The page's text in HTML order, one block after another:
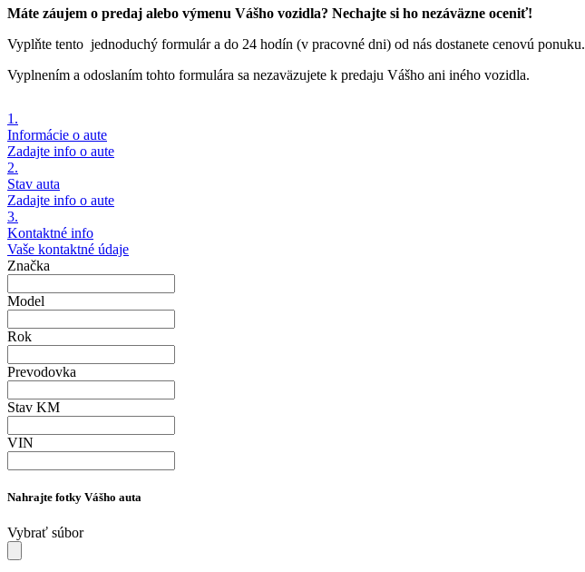
Máte záujem o predaj alebo výmenu Vášho vozidla? Nechajte si ho nezáväzne oceniť!
Vyplňte tento jednoduchý formulár a do 24 hodín (v pracovné dni) od nás dostanete cenovú ponuku.
Vyplnením a odoslaním tohto formulára sa nezaväzujete k predaju Vášho ani iného vozidla.
1.
Informácie o aute
Zadajte info o aute
2.
Stav auta
Zadajte info o aute
3.
Kontaktné info
Vaše kontaktné údaje
Značka
Model
Rok
Prevodovka
Stav KM
VIN
Nahrajte fotky Vášho auta
Vybrať súbor